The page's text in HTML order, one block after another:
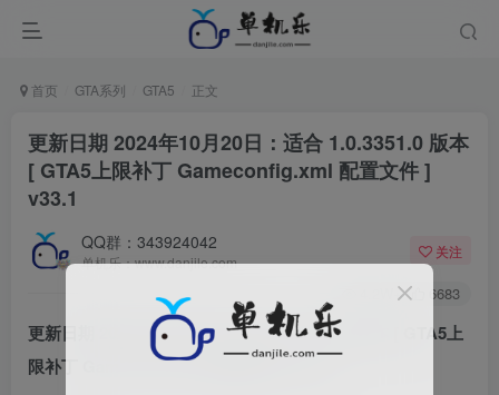
首页 GTA系列 GTA5 正文
更新日期 2024年10月20日：适合 1.0.3351.0 版本
[ GTA5上限补丁 Gameconfig.xml 配置文件 ]
v33.1
QQ群：343924042
单机乐：www.danjile.com
关注
4.2W+ 6683
更新日期 2024年10月20日：适合 1.0.3351.0 版本 [ GTA5上
限补丁 Gameconfig.xml 配置文件 ] v33.1